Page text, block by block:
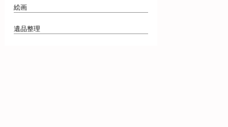
絵画
遺品整理